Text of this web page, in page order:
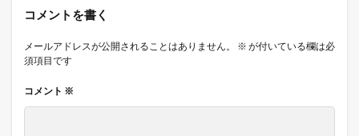
コメントを書く
メールアドレスが公開されることはありません。 ※ が付いている欄は必
須項目です
コメント ※